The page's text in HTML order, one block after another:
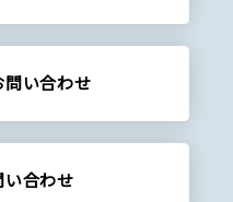
問い合わせ
い合わせ